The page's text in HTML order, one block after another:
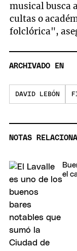
musical busca
cultas o
folclórica",
ARCHIVADO EN
DAVID LEBÓN
NOTAS
el